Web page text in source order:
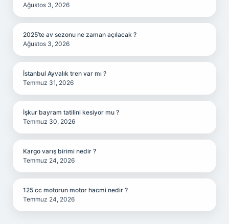
Ağustos 3, 2026
2025’te av sezonu ne zaman açılacak ?
Ağustos 3, 2026
İstanbul Ayvalık tren var mı ?
Temmuz 31, 2026
İşkur bayram tatilini kesiyor mu ?
Temmuz 30, 2026
Kargo varış birimi nedir ?
Temmuz 24, 2026
125 cc motorun motor hacmi nedir ?
Temmuz 24, 2026